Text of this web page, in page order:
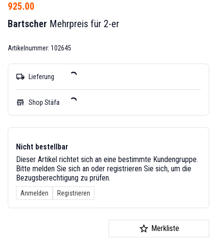
925.00
Bartscher Mehrpreis für 2-er
Artikelnummer: 102645
local_shipping Lieferung
store Shop Stäfa
Nicht bestellbar
Dieser Artikel richtet sich an eine bestimmte Kundengruppe.
Bitte melden Sie sich an oder registrieren Sie sich, um die
Bezugsberechtigung zu prüfen.
Anmelden Registrieren
Merkliste